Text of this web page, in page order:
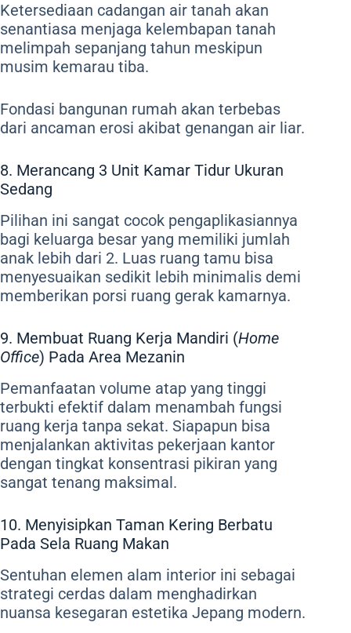
Ketersediaan cadangan air tanah akan
senantiasa menjaga kelembapan tanah
melimpah sepanjang tahun meskipun
musim kemarau tiba.
Fondasi bangunan rumah akan terbebas
dari ancaman erosi akibat genangan air liar.
8. Merancang 3 Unit Kamar Tidur Ukuran
Sedang
Pilihan ini sangat cocok pengaplikasiannya
bagi keluarga besar yang memiliki jumlah
anak lebih dari 2. Luas ruang tamu bisa
menyesuaikan sedikit lebih minimalis demi
memberikan porsi ruang gerak kamarnya.
9. Membuat Ruang Kerja Mandiri (Home
Office) Pada Area Mezanin
Pemanfaatan volume atap yang tinggi
terbukti efektif dalam menambah fungsi
ruang kerja tanpa sekat. Siapapun bisa
menjalankan aktivitas pekerjaan kantor
dengan tingkat konsentrasi pikiran yang
sangat tenang maksimal.
10. Menyisipkan Taman Kering Berbatu
Pada Sela Ruang Makan
Sentuhan elemen alam interior ini sebagai
strategi cerdas dalam menghadirkan
nuansa kesegaran estetika Jepang modern.